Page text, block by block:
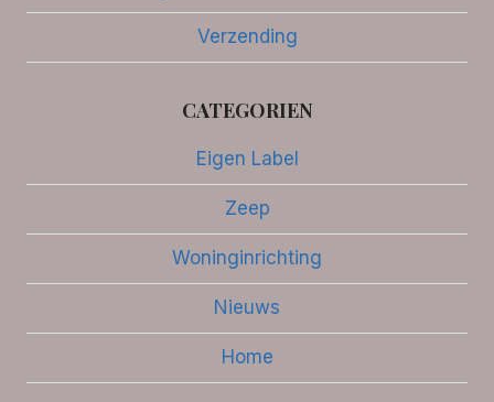
Verzending
CATEGORIEN
Eigen Label
Zeep
Woninginrichting
Nieuws
Home